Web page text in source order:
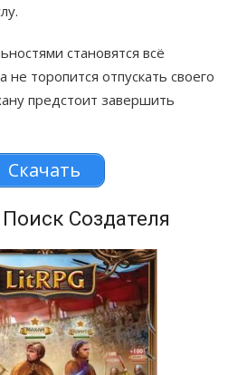
становятся всё
не торопится отпускать своего
предстоит завершить
Скачать
Создателя